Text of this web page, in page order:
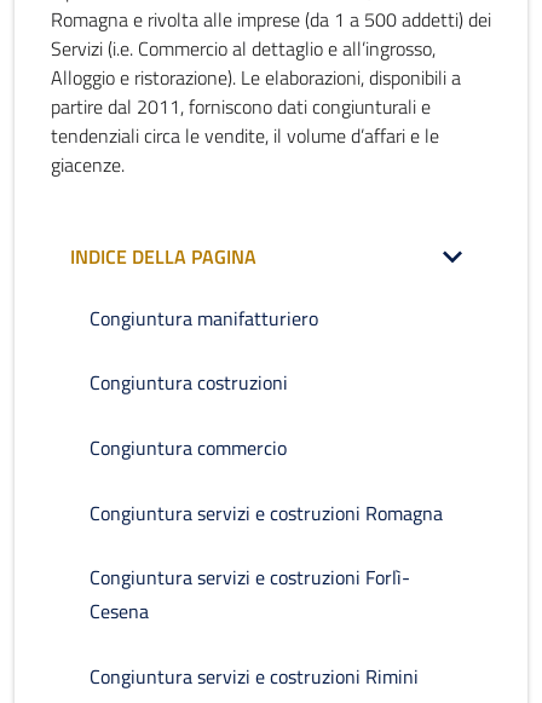
Romagna e rivolta alle imprese (da 1 a 500 addetti) dei
Servizi (i.e. Commercio al dettaglio e all’ingrosso,
Alloggio e ristorazione). Le elaborazioni, disponibili a
partire dal 2011, forniscono dati congiunturali e
tendenziali circa le vendite, il volume d’affari e le
giacenze.
INDICE DELLA PAGINA
Congiuntura manifatturiero
Congiuntura costruzioni
Congiuntura commercio
Congiuntura servizi e costruzioni Romagna
Congiuntura servizi e costruzioni Forlì-
Cesena
Congiuntura servizi e costruzioni Rimini